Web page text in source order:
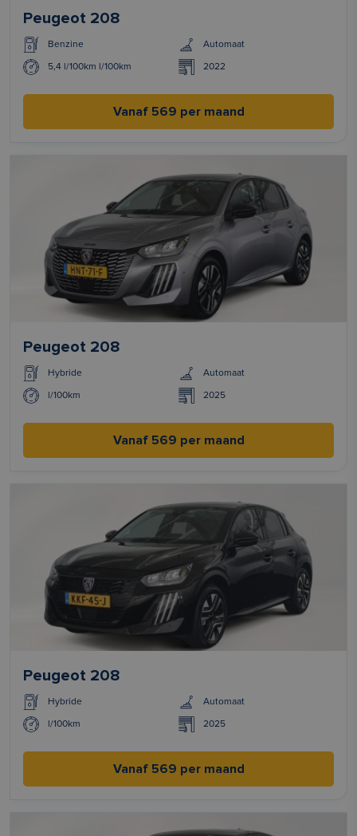
Peugeot 208
Benzine Automaat
5,4 l/100km l/100km 2022
Vanaf 569 per maand
Peugeot 208
Hybride Automaat
l/100km 2025
Vanaf 569 per maand
Peugeot 208
Hybride Automaat
l/100km 2025
Vanaf 569 per maand